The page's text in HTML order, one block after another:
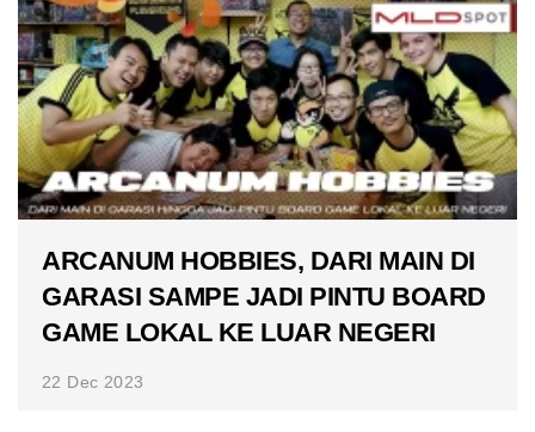
ARCANUM HOBBIES, DARI MAIN DI
GARASI SAMPE JADI PINTU BOARD
GAME LOKAL KE LUAR NEGERI
22 Dec 2023